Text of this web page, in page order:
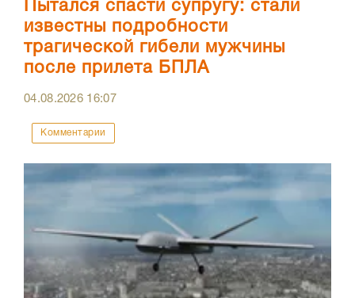
Пытался спасти супругу: стали
известны подробности
трагической гибели мужчины
после прилета БПЛА
04.08.2026 16:07
Комментарии